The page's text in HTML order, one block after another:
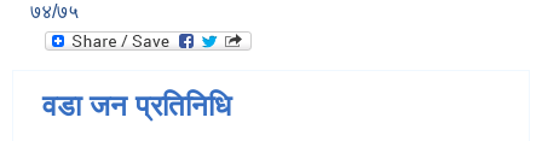
७४/७५
वडा जन प्रतिनिधि